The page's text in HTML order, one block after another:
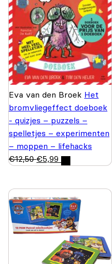
Eva van den Broek Het
bromvliegeffect doeboek
- quizjes – puzzels –
spelletjes – experimenten
– moppen – lifehacks
€12,50 €5,99